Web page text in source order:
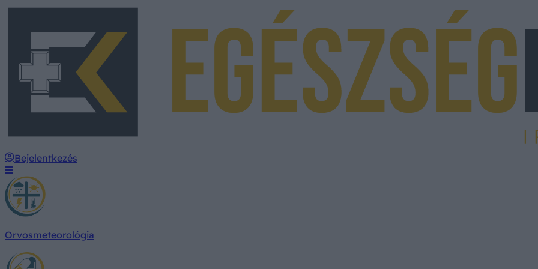
Bejelentkezés
Orvosmeteorológia